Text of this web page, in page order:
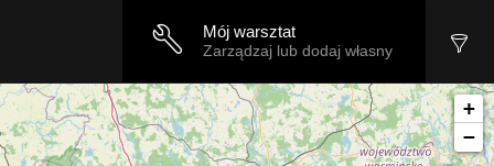
Mój warsztat
Zarządzaj lub dodaj własny
+
−